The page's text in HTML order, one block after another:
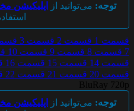
توجه: می‌توانید از اپلیکیشن
قسمت 1 قسمت 2 قسمت 3
7 قسمت 8 قسمت 9 قسمت 10
قسمت 14
قسمت 15 قسمت 16
قسمت 20
قسمت 21 قسمت 22
BluRay 720p
توجه: می‌توانید از اپلیکیشن